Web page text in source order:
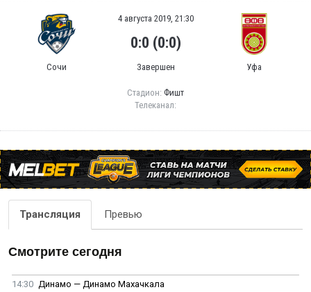
Сочи
4 августа 2019, 21:30
0:0 (0:0)
Завершен Уфа
Стадион: Фишт
Телеканал:
Трансляция Превью
Смотрите сегодня
14:30 Динамо — Динамо Махачкала